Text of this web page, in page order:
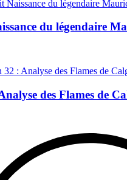
du légendaire
des Flames de